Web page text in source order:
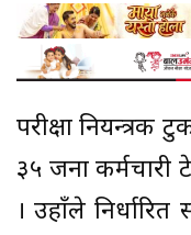
परीक्षा नियन्त्रक
३५ जना कर्मचारी
। उहाँले